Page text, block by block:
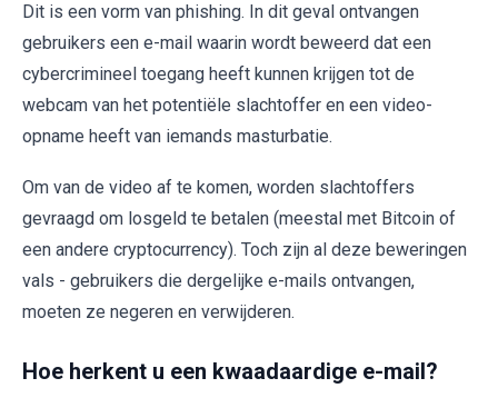
Dit is een vorm van phishing. In dit geval ontvangen
gebruikers een e-mail waarin wordt beweerd dat een
cybercrimineel toegang heeft kunnen krijgen tot de
webcam van het potentiële slachtoffer en een video-
opname heeft van iemands masturbatie.
Om van de video af te komen, worden slachtoffers
gevraagd om losgeld te betalen (meestal met Bitcoin of
een andere cryptocurrency). Toch zijn al deze beweringen
vals - gebruikers die dergelijke e-mails ontvangen,
moeten ze negeren en verwijderen.
Hoe herkent u een kwaadaardige e-mail?